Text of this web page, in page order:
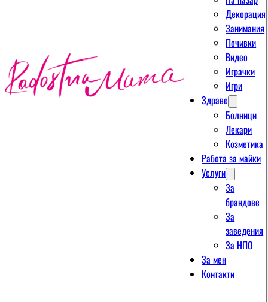
Декорация
Занимания
Почивки
Видео
Играчки
Игри
Здраве
Болници
Лекари
Козметика
Работа за майки
Услуги
За
брандове
За
заведения
За НПО
За мен
Контакти